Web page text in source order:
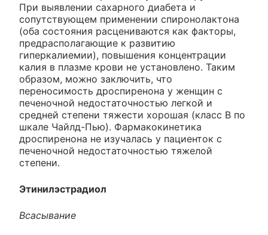
При выявлении сахарного диабета и
сопутствующем применении спиронолактона
(оба состояния расцениваются как факторы,
предрасполагающие к развитию
гиперкалиемии), повышения концентрации
калия в плазме крови не установлено. Таким
образом, можно заключить, что
переносимость дроспиренона у женщин с
печеночной недостаточностью легкой и
средней степени тяжести хорошая (класс B по
шкале Чайлд-Пью). Фармакокинетика
дроспиренона не изучалась у пациенток с
печеночной недостаточностью тяжелой
степени.
Этинилэстрадиол
Всасывание